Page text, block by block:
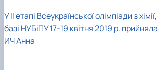
У ІІ етапі Всеукраїнської олімпіади з
базі НУБіПУ 17-19 квітня 2019 р.
ИЧ Анна